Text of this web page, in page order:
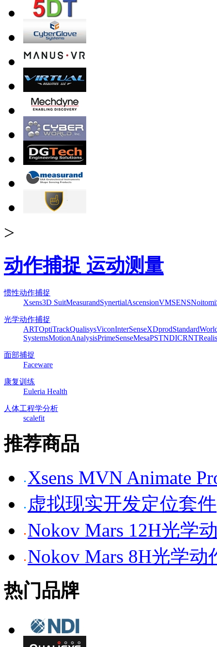
>
动作捕捉 运动测量
惯性动作捕捉
Xsens3D SuitMeasurandSynertialAscensionVMSENSNoitom
光学动作捕捉
ARTOptiTrackQualisysViconInterSenseXDprodStandard
SystemsMotionAnalysisPrimeSenseMesaPSTNDICRNTRealis
面部捕捉
Faceware
康复训练
Euleria Health
人体工程学分析
scalefit
推荐商品
Xsens MVN Animate
虚拟现实开发定位套件
Nokov Mars 12H光学
Nokov Mars 8H光学动
热门品牌